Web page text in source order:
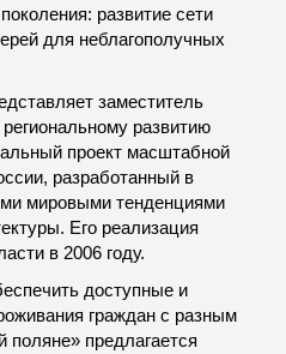
развитие сети
для неблагополучных
заместитель
развитию
проект масштабной
разработанный в
мировыми тенденциями
Его реализация
в 2006 году.
доступные и
граждан с разным
предлагается